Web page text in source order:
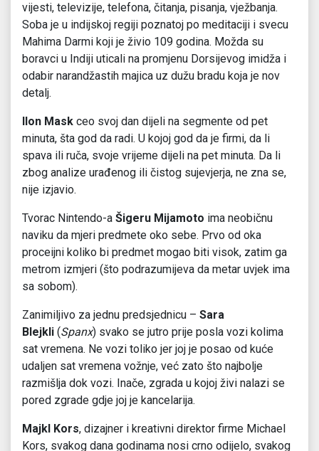
vijesti, televizije, telefona, čitanja, pisanja, vježbanja.
Soba je u indijskoj regiji poznatoj po meditaciji i svecu
Mahima Darmi koji je živio 109 godina. Možda su
boravci u Indiji uticali na promjenu Dorsijevog imidža i
odabir narandžastih majica uz dužu bradu koja je nov
detalj.
Ilon Mask ceo svoj dan dijeli na segmente od pet
minuta, šta god da radi. U kojoj god da je firmi, da li
spava ili ruča, svoje vrijeme dijeli na pet minuta. Da li
zbog analize urađenog ili čistog sujevjerja, ne zna se,
nije izjavio.
Tvorac Nintendo-a Šigeru Mijamoto ima neobičnu
naviku da mjeri predmete oko sebe. Prvo od oka
proceijni koliko bi predmet mogao biti visok, zatim ga
metrom izmjeri (što podrazumijeva da metar uvjek ima
sa sobom).
Zanimiljivo za jednu predsjednicu – Sara
Blejkli (Spanx) svako se jutro prije posla vozi kolima
sat vremena. Ne vozi toliko jer joj je posao od kuće
udaljen sat vremena vožnje, već zato što najbolje
razmišlja dok vozi. Inače, zgrada u kojoj živi nalazi se
pored zgrade gdje joj je kancelarija.
Majkl Kors, dizajner i kreativni direktor firme Michael
Kors, svakog dana godinama nosi crno odijelo, svakog